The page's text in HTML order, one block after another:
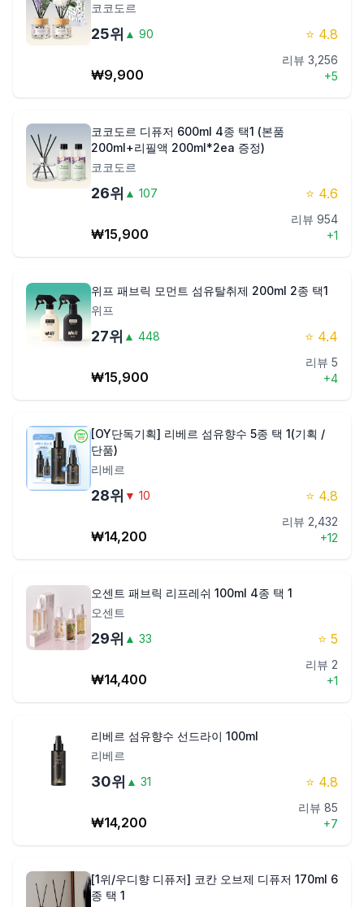
코코도르
25위 ▲ 90 ⭐ 4.8
₩9,900
리뷰 3,256
+5
코코도르 디퓨저 600ml 4종 택1 (본품
200ml+리필액 200ml*2ea 증정)
코코도르
26위 ▲ 107 ⭐ 4.6
₩15,900
리뷰 954
+1
위프 패브릭 모먼트 섬유탈취제 200ml 2종 택1
위프
27위 ▲ 448 ⭐ 4.4
₩15,900
리뷰 5
+4
[OY단독기획] 리베르 섬유향수 5종 택 1(기획 /
단품)
리베르
28위 ▼ 10 ⭐ 4.8
₩14,200
리뷰 2,432
+12
오센트 패브릭 리프레쉬 100ml 4종 택 1
오센트
29위 ▲ 33 ⭐ 5
₩14,400
리뷰 2
+1
리베르 섬유향수 선드라이 100ml
리베르
30위 ▲ 31 ⭐ 4.8
₩14,200
리뷰 85
+7
[1위/우디향 디퓨저] 코칸 오브제 디퓨저 170ml 6
종 택 1